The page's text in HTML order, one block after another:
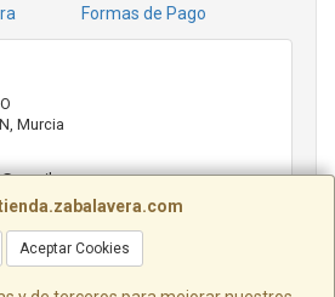
Aceptar Cookies
Formas de Pago
, Murcia